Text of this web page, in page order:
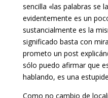
sencilla «las palabras se
evidentemente es un
sustancialmente es la
significado basta con
prometo un post
sólo puedo afirmar que
hablando, es una
Como no cambio de